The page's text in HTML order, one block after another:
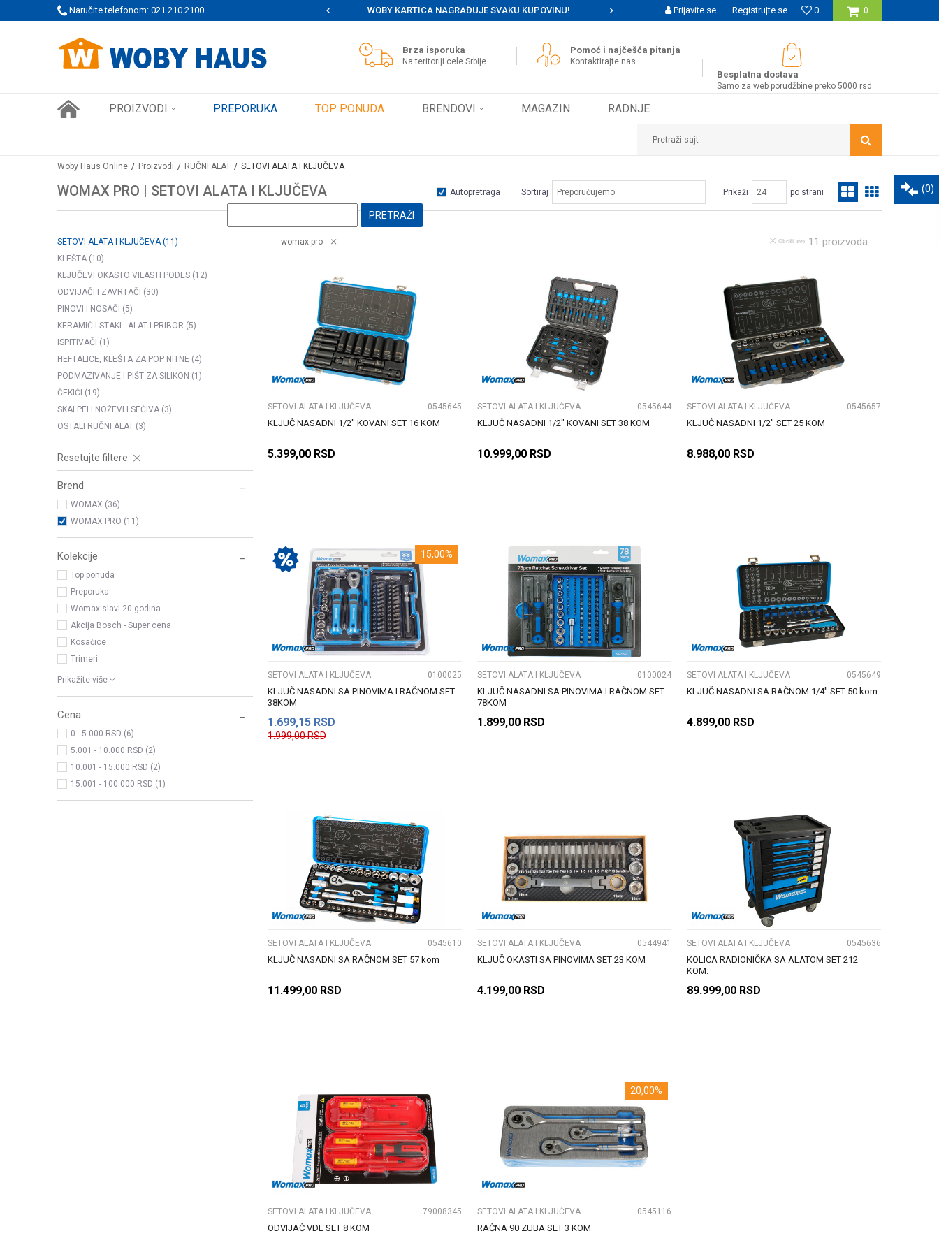
Naručite telefonom: 021 210 2100
PORUDŽBINE! SIGURNO PLAĆANJE PLATNIM KARTICAMA WOBY KARTICA NAGRAĐUJE SVAKU KUPOVINU! MOGUĆNOST BESPLATNE ISPORUKE ZA WEB PORUDŽBINE! 0
0
Prijavite se Registrujte se
Brza isporuka
Na teritoriji cele Srbije
Pomoć i najčešća pitanja
Kontaktirajte nas
Besplatna dostava
Samo za web porudžbine preko 5000 rsd.
PROIZVODI PREPORUKA TOP PONUDA BRENDOVI MAGAZIN RADNJE
Pretraži sajt
(0)
Woby Haus Online Proizvodi RUČNI ALAT SETOVI ALATA I KLJUČEVA
WOMAX PRO | SETOVI ALATA I KLJUČEVA Autopretraga Sortiraj Prikaži po strani
PRETRAŽI
SETOVI ALATA I KLJUČEVA(11)
KLEŠTA (10)
KLJUČEVI OKASTO VILASTI PODES (12)
ODVIJAČI I ZAVRTAČI (30)
PINOVI I NOSAČI (5)
KERAMIČ I STAKL. ALAT I PRIBOR (5)
ISPITIVAČI (1)
HEFTALICE, KLEŠTA ZA POP NITNE (4)
PODMAZIVANJE I PIŠT ZA SILIKON (1)
ČEKIĆI (19)
SKALPELI NOŽEVI I SEČIVA (3)
OSTALI RUČNI ALAT (3)
Resetujte filtere
Brend
WOMAX (36)
WOMAX PRO (11)
Kolekcije
Top ponuda
Preporuka
Womax slavi 20 godina
Akcija Bosch - Super cena
Kosačice
Trimeri
Prikažite više
Cena
0 - 5.000 RSD (6)
5.001 - 10.000 RSD (2)
10.001 - 15.000 RSD (2)
15.001 - 100.000 RSD (1)
womax-pro 11 proizvoda
Obriši sve
UPOREDI
SETOVI ALATA I KLJUČEVA 0545645
KLJUČ NASADNI 1/2" KOVANI SET 16 KOM
5.399,00 RSD
UPOREDI
SETOVI ALATA I KLJUČEVA 0545644
KLJUČ NASADNI 1/2" KOVANI SET 38 KOM
10.999,00 RSD
UPOREDI
SETOVI ALATA I KLJUČEVA 0545657
KLJUČ NASADNI 1/2" SET 25 KOM
8.988,00 RSD
UPOREDI
15,00%
SETOVI ALATA I KLJUČEVA 0100025
KLJUČ NASADNI SA PINOVIMA I RAČNOM SET
38KOM
1.699,15 RSD
1.999,00RSD
UPOREDI
SETOVI ALATA I KLJUČEVA 0100024
KLJUČ NASADNI SA PINOVIMA I RAČNOM SET
78KOM
1.899,00 RSD
UPOREDI
SETOVI ALATA I KLJUČEVA 0545649
KLJUČ NASADNI SA RAČNOM 1/4" SET 50 kom
4.899,00 RSD
UPOREDI
SETOVI ALATA I KLJUČEVA 0545610
KLJUČ NASADNI SA RAČNOM SET 57 kom
11.499,00 RSD
UPOREDI
SETOVI ALATA I KLJUČEVA 0544941
KLJUČ OKASTI SA PINOVIMA SET 23 KOM
4.199,00 RSD
UPOREDI
SETOVI ALATA I KLJUČEVA 0545636
KOLICA RADIONIČKA SA ALATOM SET 212
KOM.
89.999,00 RSD
UPOREDI
SETOVI ALATA I KLJUČEVA 79008345
ODVIJAČ VDE SET 8 KOM
UPOREDI
20,00%
SETOVI ALATA I KLJUČEVA 0545116
RAČNA 90 ZUBA SET 3 KOM